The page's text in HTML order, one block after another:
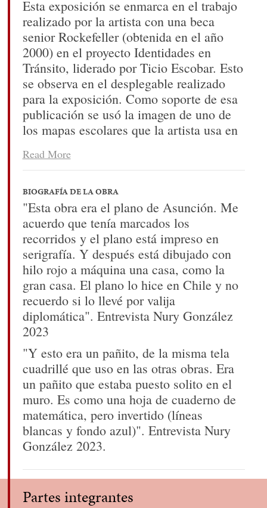
Esta exposición se enmarca en el trabajo
realizado por la artista con una beca
senior Rockefeller (obtenida en el año
2000) en el proyecto Identidades en
Tránsito, liderado por Ticio Escobar. Esto
se observa en el desplegable realizado
para la exposición. Como soporte de esa
publicación se usó la imagen de uno de
los mapas escolares que la artista usa en
reconocida con la Orden del Yacaré,
tradición instaurada por Carlos
Colombino, arquitecto, artista y uno de
los fundadores del Museo del Barro.
Read More
BIOGRAFÍA DE LA OBRA
"Esta obra era el plano de Asunción. Me
acuerdo que tenía marcados los
recorridos y el plano está impreso en
serigrafía. Y después está dibujado con
hilo rojo a máquina una casa, como la
gran casa. El plano lo hice en Chile y no
recuerdo si lo llevé por valija
diplomática". Entrevista Nury González
2023
"Y esto era un pañito, de la misma tela
cuadrillé que uso en las otras obras. Era
un pañito que estaba puesto solito en el
muro. Es como una hoja de cuaderno de
matemática, pero invertido (líneas
blancas y fondo azul)". Entrevista Nury
González 2023.
Partes integrantes